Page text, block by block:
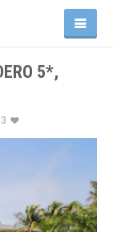
5*,
3